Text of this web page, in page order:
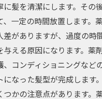
に髪を清潔にします。その
、一定の時間放置します。
差がありますが、過度の時
与える原因になります。薬
、コンディショニングなど
になった髪型が完成します
つかの注意点があります。